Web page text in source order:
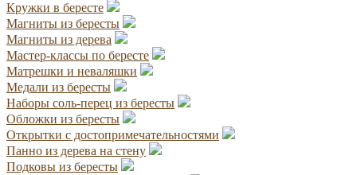
Кружки в бересте
Магниты из бересты
Магниты из дерева
Мастер-классы по бересте
Матрешки и неваляшки
Медали из бересты
Наборы соль-перец из бересты
Обложки из бересты
Открытки с достопримечательностями
Панно из дерева на стену
Подковы из бересты